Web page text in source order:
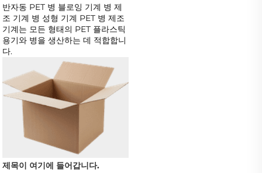
반자동 PET 병 블로잉 기계 병 제
조 기계 병 성형 기계 PET 병 제조
기계는 모든 형태의 PET 플라스틱
용기와 병을 생산하는 데 적합합니
다.
제목이 여기에 들어갑니다.